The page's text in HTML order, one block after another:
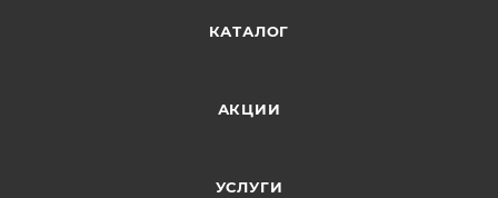
КАТАЛОГ
АКЦИИ
УСЛУГИ